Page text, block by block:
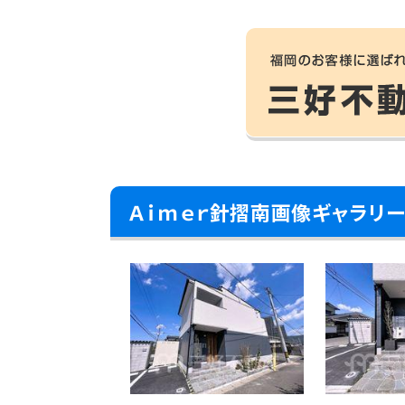
Ａｉｍｅｒ針摺南画像ギャラリー